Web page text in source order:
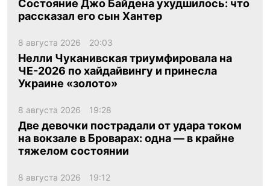
Состояние Джо Байдена ухудшилось: что
рассказал его сын Хантер
8 августа 2026 20:03
Нелли Чуканивская триумфировала на
ЧЕ-2026 по хайдайвингу и принесла
Украине «золото»
8 августа 2026 19:28
Две девочки пострадали от удара током
на вокзале в Броварах: одна — в крайне
тяжелом состоянии
8 августа 2026 19:12